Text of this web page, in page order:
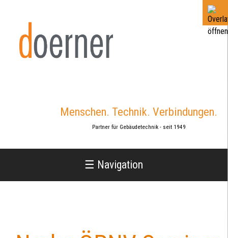
Menschen. Technik. Verbindungen.
Partner für Gebäudetechnik - seit 1949
☰ Navigation